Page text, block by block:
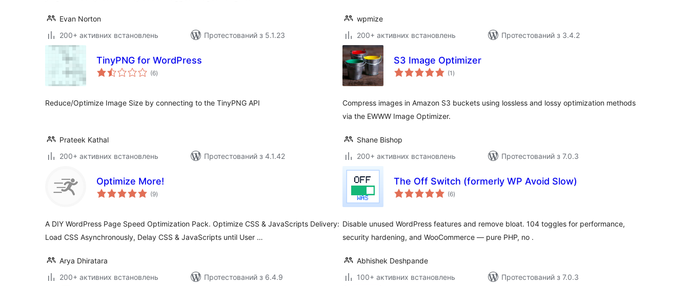
Evan Norton
200+ активних встановлень
Протестований з 5.1.23
wpmize
200+ активних встановлень
Протестований з 3.4.2
TinyPNG for WordPress
(6загальний
рейтинг
)
Reduce/Optimize Image Size by connecting to the TinyPNG API
Prateek Kathal
200+ активних встановлень
Протестований з 4.1.42
S3 Image Optimizer
(1 загальний
рейтинг
)
Compress images in Amazon S3 buckets using lossless and lossy optimization methods
via the EWWW Image Optimizer.
Shane Bishop
200+ активних встановлень
Протестований з 7.0.3
Optimize More!
(9загальний
рейтинг
)
A DIY WordPress Page Speed Optimization Pack. Optimize CSS & JavaScripts Delivery:
Load CSS Asynchronously, Delay CSS & JavaScripts until User …
Arya Dhiratara
200+ активних встановлень
Протестований з 6.4.9
The Off Switch (formerly WP Avoid Slow)
(6загальний
рейтинг
)
Disable unused WordPress features and remove bloat. 104 toggles for performance,
security hardening, and WooCommerce — pure PHP, no .
Abhishek Deshpande
100+ активних встановлень
Протестований з 7.0.3